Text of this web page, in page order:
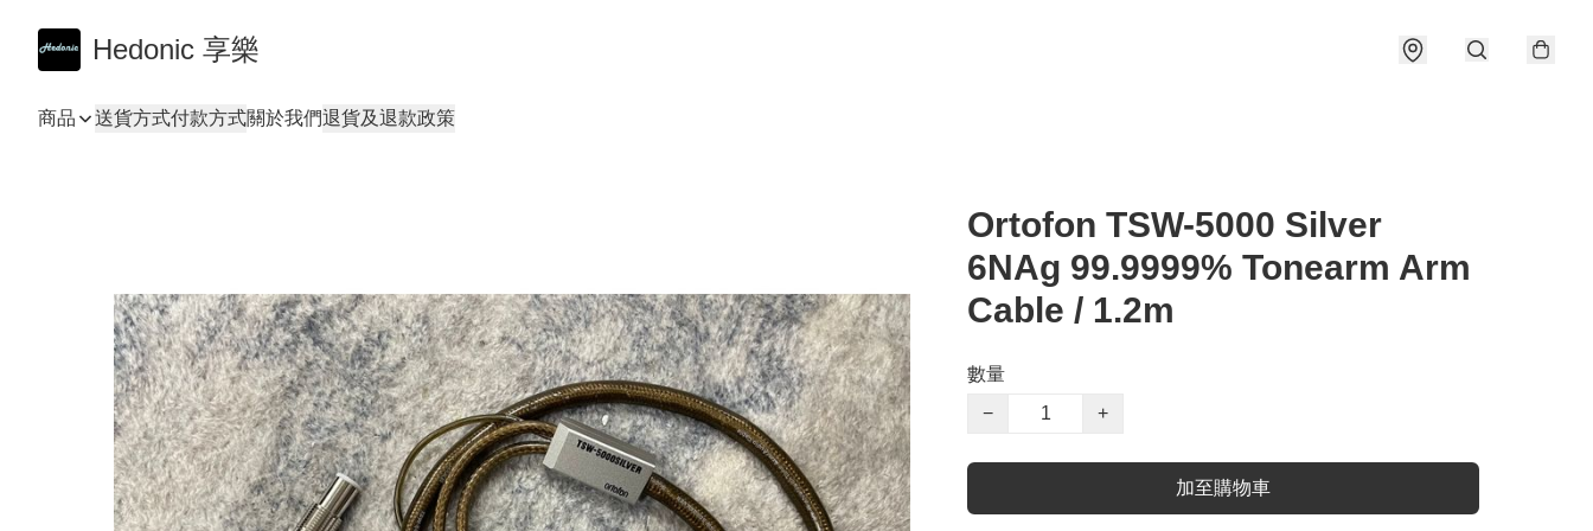
Hedonic 享樂
商品 送貨方式付款方式關於我們退貨及退款政策
Ortofon TSW-5000 Silver
6NAg 99.9999% Tonearm Arm
Cable / 1.2m
數量
−
+
加至購物車